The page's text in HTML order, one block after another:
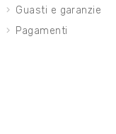
Guasti e garanzie
Pagamenti